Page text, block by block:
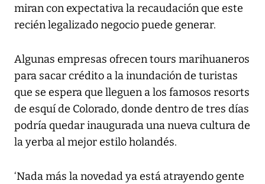
miran con expectativa la recaudación que este
recién legalizado negocio puede generar.
Algunas empresas ofrecen tours marihuaneros
para sacar crédito a la inundación de turistas
que se espera que lleguen a los famosos resorts
de esquí de Colorado, donde dentro de tres días
podría quedar inaugurada una nueva cultura de
la yerba al mejor estilo holandés.
‘Nada más la novedad ya está atrayendo gente